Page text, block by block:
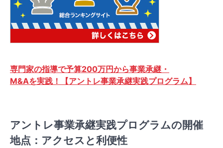
専門家の指導で予算200万円から事業承継・
M&Aを実践！【アントレ事業承継実践プログラム】
アントレ事業承継実践プログラムの開催
地点：アクセスと利便性